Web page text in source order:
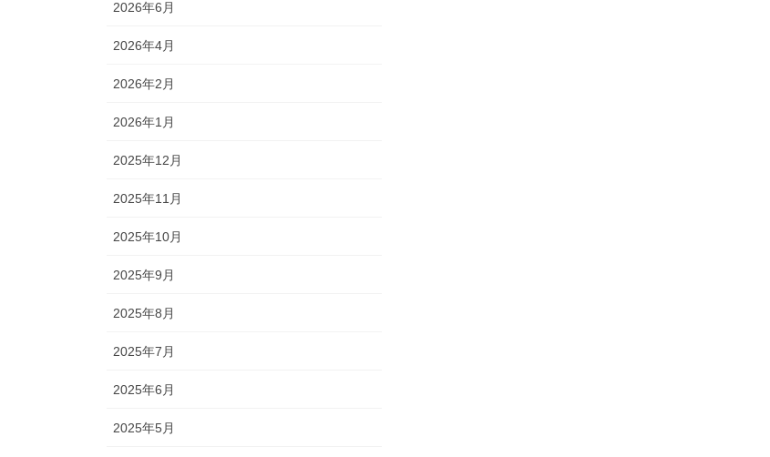
2026年6月
2026年4月
2026年2月
2026年1月
2025年12月
2025年11月
2025年10月
2025年9月
2025年8月
2025年7月
2025年6月
2025年5月